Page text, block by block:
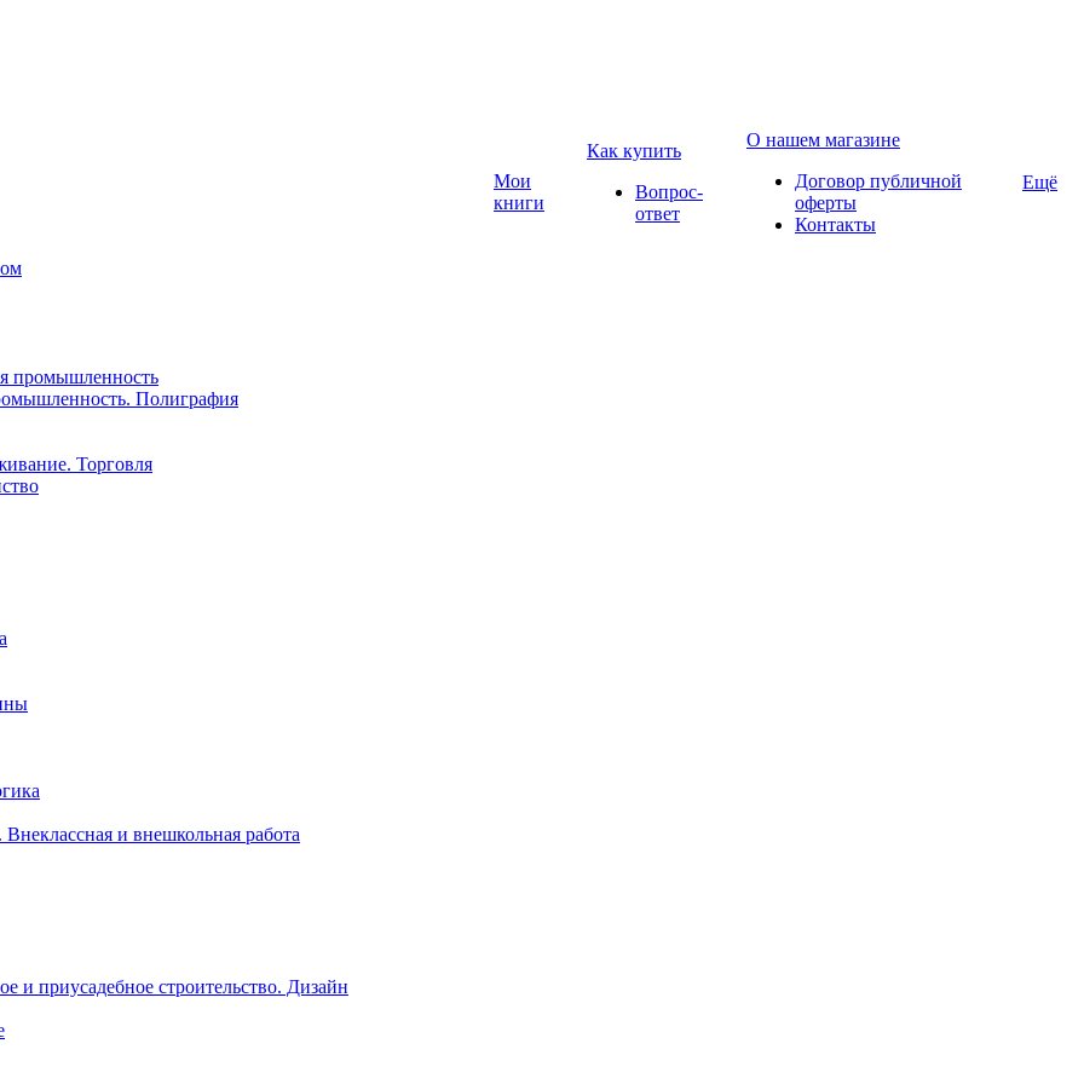
промышленность
Полиграфия
Торговля
и внешкольная работа
и приусадебное строительство. Дизайн
Мои
книги
Как купить
Вопрос-
ответ
О нашем магазине
Договор публичной
оферты
Контакты
Ещё